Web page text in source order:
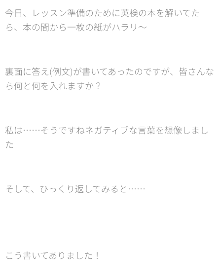
今日、レッスン準備のために英検の本を解いてた
ら、本の間から一枚の紙がハラリ〜
裏面に答え(例文)が書いてあったのですが、皆さんな
ら何と何を入れますか？
私は……そうですねネガティブな言葉を想像しまし
た💦
そして、ひっくり返してみると……
こう書いてありました！